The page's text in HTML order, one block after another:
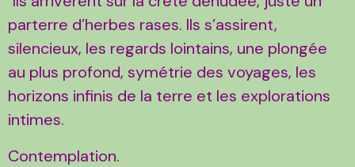
parterre d’herbes rases. Ils s’assirent,
silencieux, les regards lointains, une plongée
au plus profond, symétrie des voyages, les
horizons infinis de la terre et les explorations
intimes.
Contemplation.